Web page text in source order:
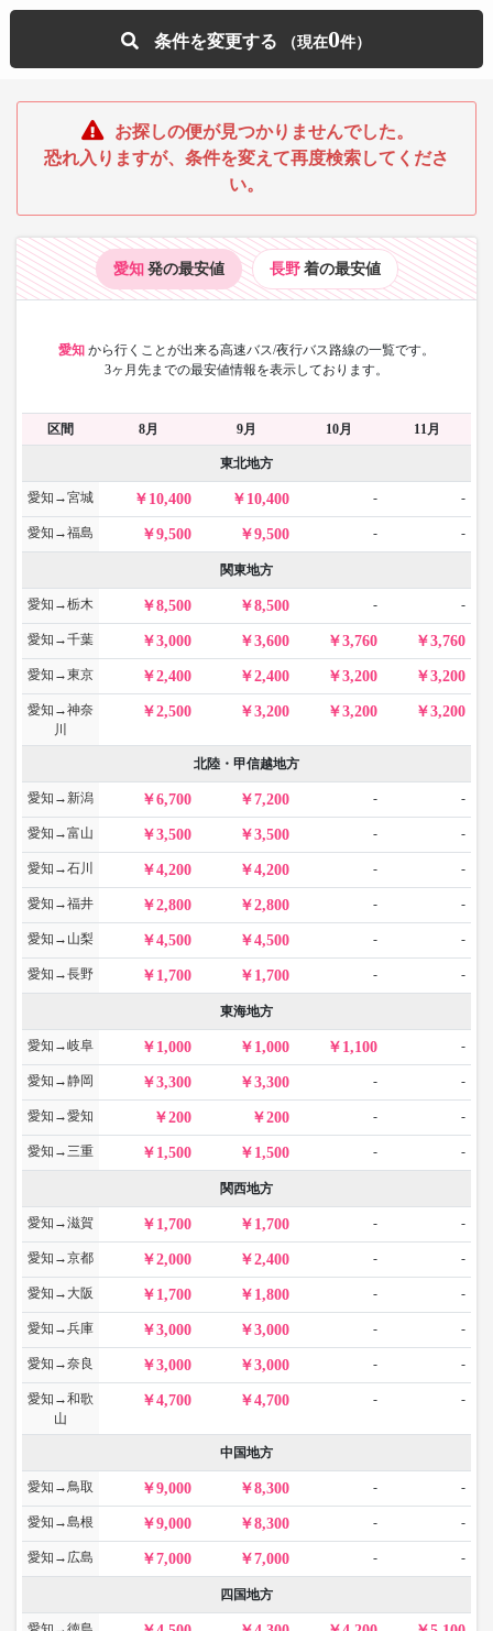
条件を変更する 0
お探しの便が見つかりませんでした。
恐れ入りますが、条件を変えて再度検索してくださ
い。
愛知 発の最安値 長野 着の最安値
愛知 から行くことが出来る高速バス/夜行バス路線の一覧です。
3ヶ月先までの最安値情報を表示しております。
区間 8月 9月 10月 11月
東北地方
愛知→宮城 10,400 10,400 - -
愛知→福島 9,500 9,500 - -
関東地方
愛知→栃木 8,500 8,500 - -
愛知→千葉 3,000 3,600 3,760 3,760
愛知→東京 2,400 2,400 3,200 3,200
愛知→神奈
川
2,500 3,200 3,200 3,200
北陸・甲信越地方
愛知→新潟 6,700 7,200 - -
愛知→富山 3,500 3,500 - -
愛知→石川 4,200 4,200 - -
愛知→福井 2,800 2,800 - -
愛知→山梨 4,500 4,500 - -
愛知→長野 1,700 1,700 - -
東海地方
愛知→岐阜 1,000 1,000 1,100 -
愛知→静岡 3,300 3,300 - -
愛知→愛知 200 200 - -
愛知→三重 1,500 1,500 - -
関西地方
愛知→滋賀 1,700 1,700 - -
愛知→京都 2,000 2,400 - -
愛知→大阪 1,700 1,800 - -
愛知→兵庫 3,000 3,000 - -
愛知→奈良 3,000 3,000 - -
愛知→和歌
山
4,700 4,700 - -
中国地方
愛知→鳥取 9,000 8,300 - -
愛知→島根 9,000 8,300 - -
愛知→広島 7,000 7,000 - -
四国地方